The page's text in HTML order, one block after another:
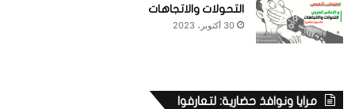
التحولات والاتجاهات
30 أكتوبر، 2023
مرايا ونوافذ حضارية: لتعارفوا